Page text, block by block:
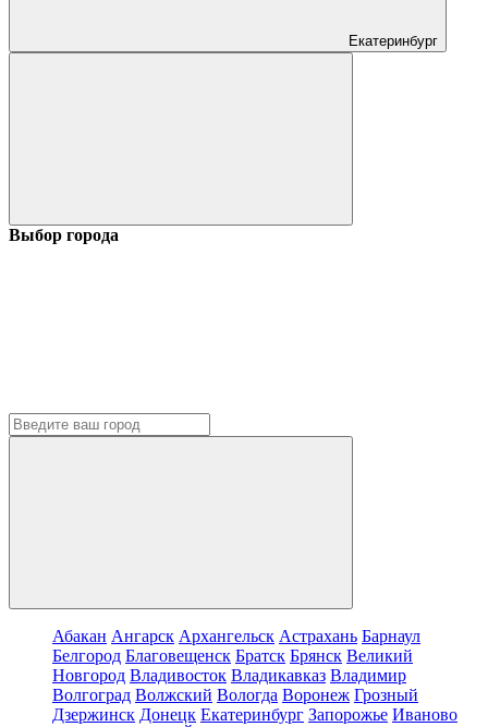
Екатеринбург
Выбор города
Абакан Ангарск Архангельск Астрахань Барнаул
Белгород Благовещенск Братск Брянск Великий
Новгород Владивосток Владикавказ Владимир
Волгоград Волжский Вологда Воронеж Грозный
Дзержинск Донецк Екатеринбург Запорожье Иваново